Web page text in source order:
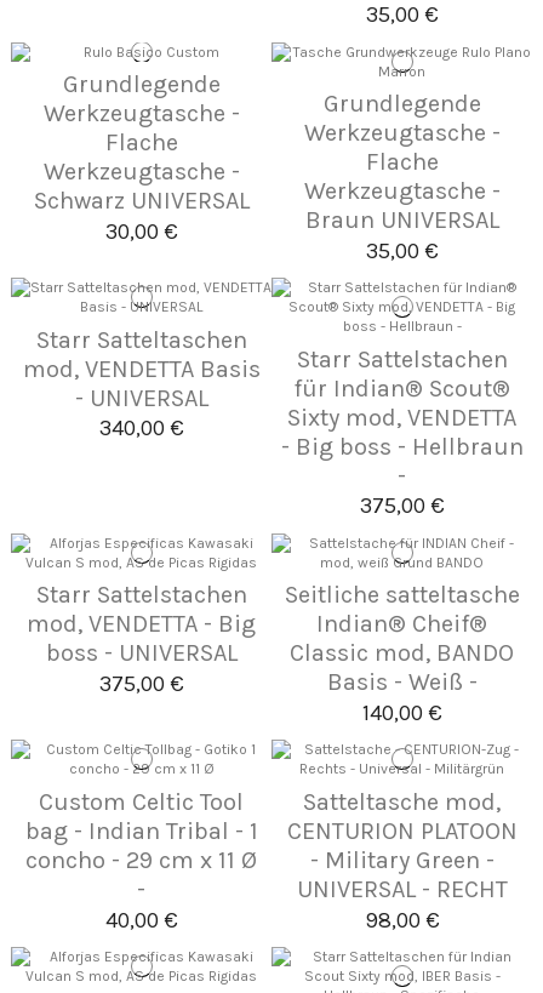
35,00 €
Grundlegende
Werkzeugtasche -
Flache
Werkzeugtasche -
Schwarz UNIVERSAL
30,00 €
Grundlegende
Werkzeugtasche -
Flache
Werkzeugtasche -
Braun UNIVERSAL
35,00 €
Starr Satteltaschen
mod, VENDETTA Basis
- UNIVERSAL
340,00 €
Starr Sattelstachen
für Indian® Scout®
Sixty mod, VENDETTA
- Big boss - Hellbraun
-
375,00 €
Starr Sattelstachen
mod, VENDETTA - Big
boss - UNIVERSAL
375,00 €
Seitliche satteltasche
Indian® Cheif®
Classic mod, BANDO
Basis - Weiß -
140,00 €
Custom Celtic Tool
bag - Indian Tribal - 1
concho - 29 cm x 11 Ø
-
40,00 €
Satteltasche mod,
CENTURION PLATOON
- Military Green -
UNIVERSAL - RECHT
98,00 €